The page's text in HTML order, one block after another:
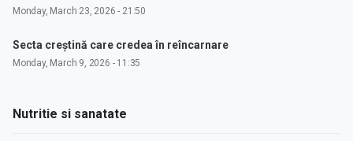
Monday, March 23, 2026 - 21:50
Secta creștină care credea în reîncarnare
Monday, March 9, 2026 - 11:35
Nutritie si sanatate